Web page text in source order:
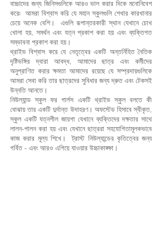
বাচ্চাদের জন্য জিনিসগুলিকে আরও ভাল করার দিকে মনোনিবেশ
করে৷ আমরা বিশ্বাস করি যে মহান স্কুলগুলি শেখার কারখানার
চেয়ে অনেক বেশি। এগুলি রূপান্তরকারী স্থান যেখানে চোখ
খোলা হয়, সমর্থন এবং যত্ন প্রকাশ করা হয় এবং ব্যক্তিগত
সম্ভাবনা প্রকাশ করা হয়।
থ্রাইভ বিশ্বাস করে যে নেতৃত্বের একটি অন্তর্নিহিত নৈতিক
দৃষ্টিভঙ্গির দ্বারা আবদ্ধ, আমাদের ছাত্র এবং কর্মীদের
অনুপ্রাণিত করার ক্ষমতা আমাদের রয়েছে যে সম্প্রদায়গুলিকে
আমরা সেবা করি তার ছাত্রদের সুবিধার জন্য দ্রুত এবং টেকসই
উন্নতি আনতে।
নিউল্যান্ড স্কুল ফর গার্লস একটি থ্রাইভ স্কুল বলতে কী
বোঝায় তার একটি দুর্দান্ত উদাহরণ। অফস্টেড হিসাবে স্বীকৃত,
স্কুল একটি যত্নশীল জায়গা যেখানে ব্যক্তিদের দক্ষতার সাথে
লালন-পালন করা হয় এবং যেখানে ছাত্ররা সহযোগিতামূলকভাবে
কাজ করার মূল্য শিখে। ট্রাস্ট নিউল্যান্ডের কৃতিত্বের জন্য
গর্বিত - এবং আরও এগিয়ে যাওয়ার উচ্চাকাঙ্ক্ষা।